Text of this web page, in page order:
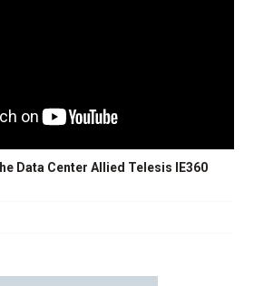
Data Center Allied Telesis IE360